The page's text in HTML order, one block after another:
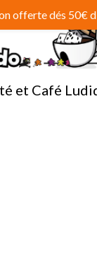
et Café
offerte dés 50€